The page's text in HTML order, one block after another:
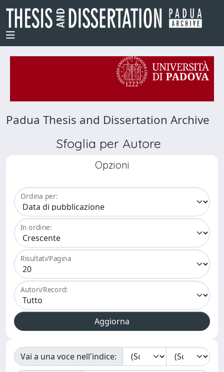
Padua Thesis and Dissertation Archive
Sfoglia per Autore
Opzioni
Ordina per:
In ordine:
Risultati/Pagina
Autori/Record:
Vai a una voce nell'indice: